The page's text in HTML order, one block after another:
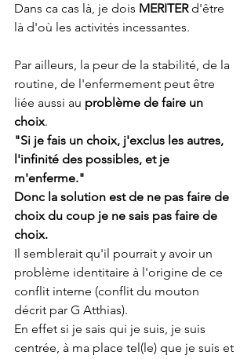
Dans ca cas là, je dois MERITER d'être
là d'où les activités incessantes.
Par ailleurs, la peur de la stabilité, de la
routine, de l'enfermement peut être
liée aussi au problème de faire un
choix.
"Si je fais un choix, j'exclus les autres,
l'infinité des possibles, et je
m'enferme."
Donc la solution est de ne pas faire de
choix du coup je ne sais pas faire de
choix.
Il semblerait qu'il pourrait y avoir un
problème identitaire à l'origine de ce
conflit interne (conflit du mouton
décrit par G Atthias).
En effet si je sais qui je suis, je suis
centrée, à ma place tel(le) que je suis et